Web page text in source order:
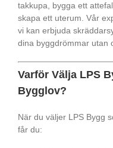
takkupa, bygga ett
skapa ett uterum. Vår
vi kan erbjuda
dina byggdrömmar utan
Varför Välja LPS
Bygglov?
När du väljer LPS Bygg
får du: